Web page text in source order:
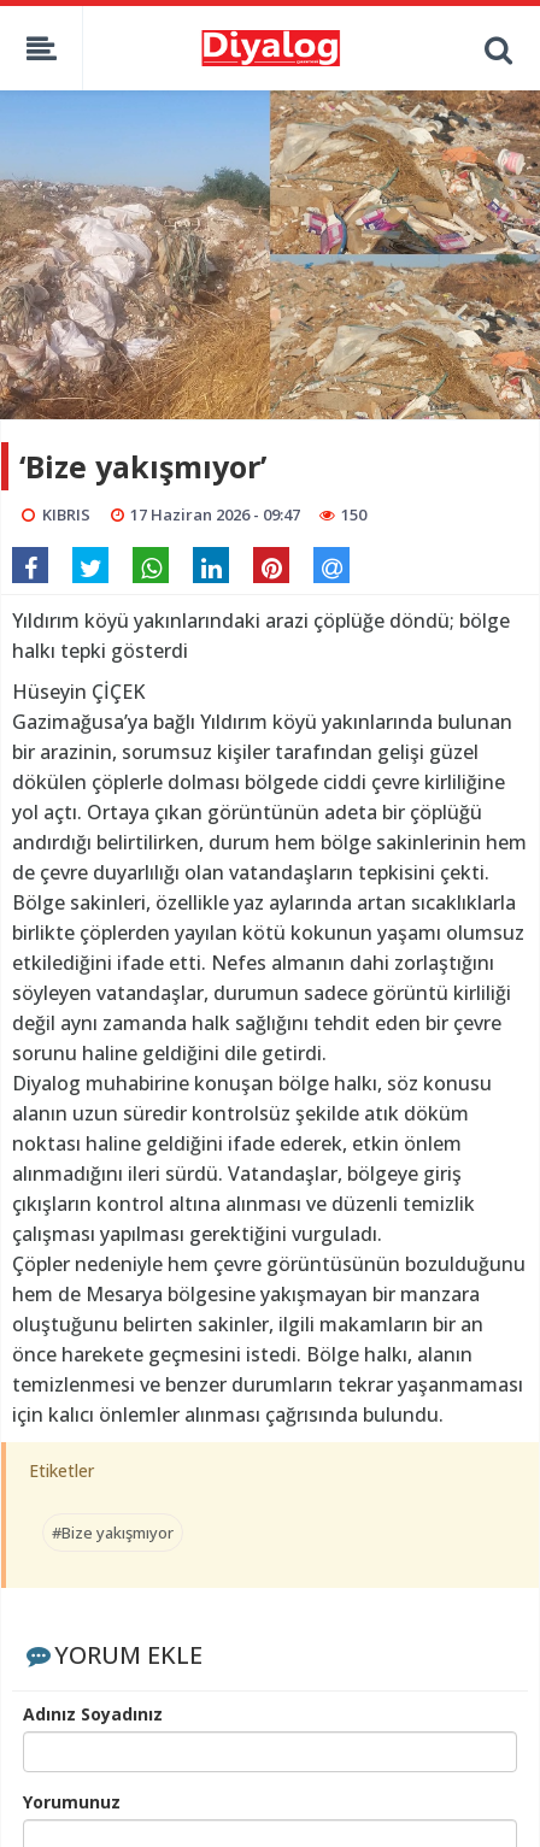
‘Bize yakışmıyor’
KIBRIS 17 Haziran 2026 - 09:47 150
Yıldırım köyü yakınlarındaki arazi çöplüğe döndü; bölge
halkı tepki gösterdi
Hüseyin ÇİÇEK
Gazimağusa’ya bağlı Yıldırım köyü yakınlarında bulunan
bir arazinin, sorumsuz kişiler tarafından gelişi güzel
dökülen çöplerle dolması bölgede ciddi çevre kirliliğine
yol açtı. Ortaya çıkan görüntünün adeta bir çöplüğü
andırdığı belirtilirken, durum hem bölge sakinlerinin hem
de çevre duyarlılığı olan vatandaşların tepkisini çekti.
Bölge sakinleri, özellikle yaz aylarında artan sıcaklıklarla
birlikte çöplerden yayılan kötü kokunun yaşamı olumsuz
etkilediğini ifade etti. Nefes almanın dahi zorlaştığını
söyleyen vatandaşlar, durumun sadece görüntü kirliliği
değil aynı zamanda halk sağlığını tehdit eden bir çevre
sorunu haline geldiğini dile getirdi.
Diyalog muhabirine konuşan bölge halkı, söz konusu
alanın uzun süredir kontrolsüz şekilde atık döküm
noktası haline geldiğini ifade ederek, etkin önlem
alınmadığını ileri sürdü. Vatandaşlar, bölgeye giriş
çıkışların kontrol altına alınması ve düzenli temizlik
çalışması yapılması gerektiğini vurguladı.
Çöpler nedeniyle hem çevre görüntüsünün bozulduğunu
hem de Mesarya bölgesine yakışmayan bir manzara
oluştuğunu belirten sakinler, ilgili makamların bir an
önce harekete geçmesini istedi. Bölge halkı, alanın
temizlenmesi ve benzer durumların tekrar yaşanmaması
için kalıcı önlemler alınması çağrısında bulundu.
Etiketler
#Bize yakışmıyor
YORUM EKLE
Adınız Soyadınız
Yorumunuz